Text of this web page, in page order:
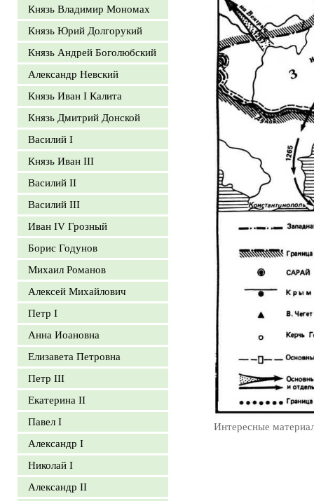
Князь Владимир Мономах
Князь Юрий Долгорукий
Князь Андрей Боголюбский
Александр Невский
Князь Иван I Калита
Князь Дмитрий Донской
Василий I
Князь Иван III
Василий II
Василий III
Иван IV Грозный
Борис Годунов
Михаил Романов
Алексей Михайлович
Петр I
Анна Иоановна
Елизавета Петровна
Петр III
Екатерина II
Павел I
Александр I
Николай I
Александр II
Интересные